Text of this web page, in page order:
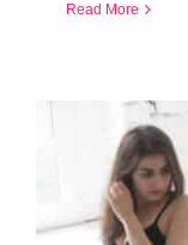
Read More